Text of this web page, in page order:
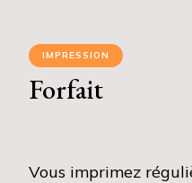
IMPRESSION
Forfait
Vous imprimez